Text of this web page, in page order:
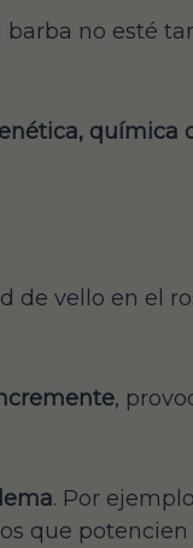
no esté
química
de vello en el
,
. Por
que